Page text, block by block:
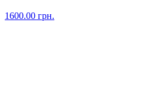
1600.00 грн.